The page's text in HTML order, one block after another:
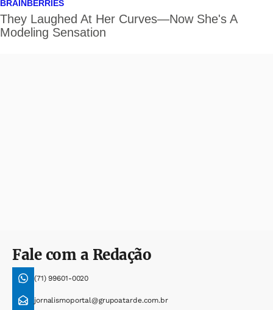
Fale com a Redação
(71) 99601-0020
jornalismoportal@grupoatarde.com.br